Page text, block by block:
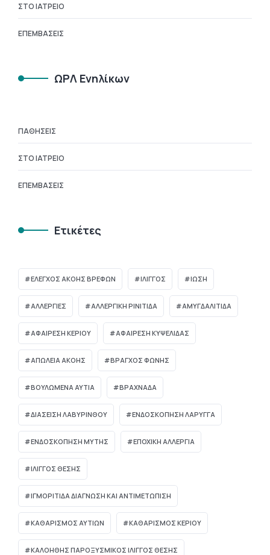
ΣΤΟ ΙΑΤΡΕΊΟ
ΕΠΕΜΒΆΣΕΙΣ
ΩΡΛ Ενηλίκων
ΠΑΘΉΣΕΙΣ
ΣΤΟ ΙΑΤΡΕΊΟ
ΕΠΕΜΒΆΣΕΙΣ
Ετικέτες
ΈΛΕΓΧΟΣ ΑΚΟΉΣ ΒΡΕΦΏΝ ΊΛΙΓΓΟΣ ΊΩΣΗ
ΑΛΛΕΡΓΙΕΣ ΑΛΛΕΡΓΙΚΗ ΡΙΝΙΤΙΔΑ ΑΜΥΓΔΑΛΙΤΙΔΑ
ΑΦΑΙΡΕΣΗ ΚΕΡΙΟΥ ΑΦΑΙΡΕΣΗ ΚΥΨΕΛΙΔΑΣ
ΑΠΏΛΕΙΑ ΑΚΟΉΣ ΒΡΑΓΧΟΣ ΦΩΝΗΣ
ΒΟΥΛΩΜΈΝΑ ΑΥΤΙΆ ΒΡΑΧΝΆΔΑ
ΔΙΆΣΕΙΣΗ ΛΑΒΥΡΊΝΘΟΥ ΕΝΔΟΣΚΟΠΗΣΗ ΛΑΡΥΓΓΑ
ΕΝΔΟΣΚΟΠΗΣΗ ΜΥΤΗΣ ΕΠΟΧΙΚΗ ΑΛΛΕΡΓΙΑ
ΙΛΙΓΓΟΣ ΘΕΣΗΣ
ΙΓΜΟΡΊΤΙΔΑ ΔΙΆΓΝΩΣΗ ΚΑΙ ΑΝΤΙΜΕΤΏΠΙΣΗ
ΚΑΘΑΡΙΣΜΟΣ ΑΥΤΙΩΝ ΚΑΘΑΡΙΣΜΟΣ ΚΕΡΙΟΥ
ΚΑΛΟΗΘΗΣ ΠΑΡΟΞΥΣΜΙΚΟΣ ΙΛΙΓΓΟΣ ΘΕΣΗΣ